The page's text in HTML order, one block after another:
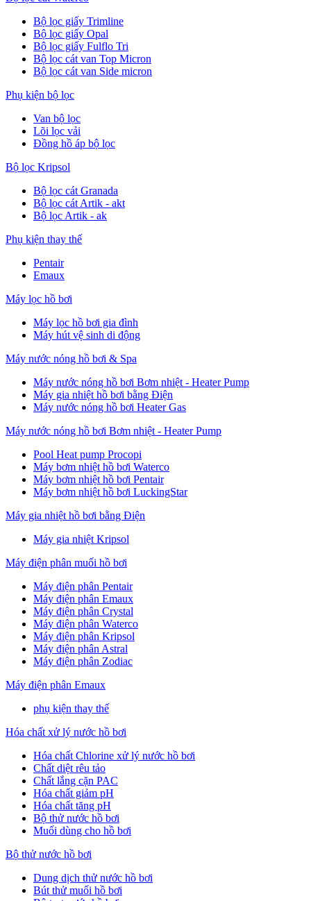
Bộ lọc giấy Trimline
Bộ lọc giấy Opal
Bộ lọc giấy Fulflo Tri
Bộ lọc cát van Top Micron
Bộ lọc cát van Side micron
Phụ kiện bộ lọc
Van bộ lọc
Lõi lọc vải
Đồng hồ áp bộ lọc
Bộ lọc Kripsol
Bộ lọc cát Granada
Bộ lọc cát Artik - akt
Bộ lọc Artik - ak
Phụ kiện thay thế
Pentair
Emaux
Máy lọc hồ bơi
Máy lọc hồ bơi gia đình
Máy hút vệ sinh di động
Máy nước nóng hồ bơi & Spa
Máy nước nóng hồ bơi Bơm nhiệt - Heater Pump
Máy gia nhiệt hồ bơi bằng Điện
Máy nước nóng hồ bơi Heater Gas
Máy nước nóng hồ bơi Bơm nhiệt - Heater Pump
Pool Heat pump Procopi
Máy bơm nhiệt hồ bơi Waterco
Máy bơm nhiệt hồ bơi Pentair
Máy bơm nhiệt hồ bơi LuckingStar
Máy gia nhiệt hồ bơi bằng Điện
Máy gia nhiệt Kripsol
Máy điện phân muối hồ bơi
Máy điện phân Pentair
Máy điện phân Emaux
Máy điện phân Crystal
Máy điện phân Waterco
Máy điện phân Kripsol
Máy điện phân Astral
Máy điện phân Zodiac
Máy điện phân Emaux
phụ kiện thay thế
Hóa chất xử lý nước hồ bơi
Hóa chất Chlorine xử lý nước hồ bơi
Chất diệt rêu tảo
Chất lắng cặn PAC
Hóa chất giảm pH
Hóa chất tăng pH
Bộ thử nước hồ bơi
Muối dùng cho hồ bơi
Bộ thử nước hồ bơi
Dung dịch thử nước hồ bơi
Bút thử muối hồ bơi